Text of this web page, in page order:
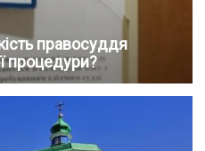
правосуддя
процедури?